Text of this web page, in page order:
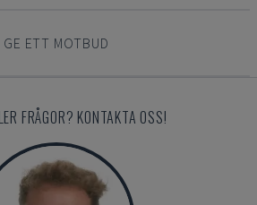
GE ETT MOTBUD
FRÅGOR? KONTAKTA OSS!